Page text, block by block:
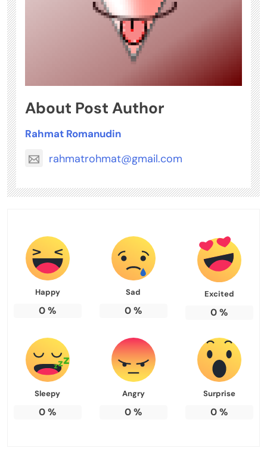
About Post Author
Rahmat Romanudin
rahmatrohmat@gmail.com
Happy
0%
Sad
0%
Excited
0%
Sleepy
0%
Angry
0%
Surprise
0%